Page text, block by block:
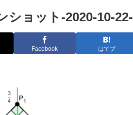
ショット-2020-10-
Facebook はてブ